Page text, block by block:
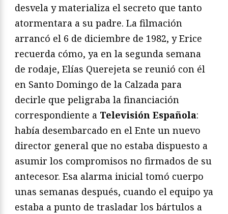
desvela y materializa el secreto que tanto
atormentara a su padre. La filmación
arrancó el 6 de diciembre de 1982, y Erice
recuerda cómo, ya en la segunda semana
de rodaje, Elías Querejeta se reunió con él
en Santo Domingo de la Calzada para
decirle que peligraba la financiación
correspondiente a Televisión Española:
había desembarcado en el Ente un nuevo
director general que no estaba dispuesto a
asumir los compromisos no firmados de su
antecesor. Esa alarma inicial tomó cuerpo
unas semanas después, cuando el equipo ya
estaba a punto de trasladar los bártulos a